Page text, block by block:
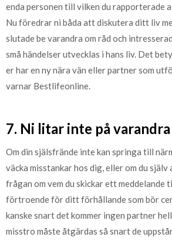
enda personen till vilken du rapporterade
Nu föredrar ni båda att diskutera ditt liv
slutade be varandra om råd och
små händelser utvecklas i hans liv. Det
er har en ny nära vän eller partner som
varnar Bestlifeonline.
7. Ni litar inte på varandra
Om din själsfrände inte kan springa till
väcka misstankar hos dig, eller om du
frågan om vem du skickar ett meddelande
förtroende för ditt förhållande som bör
kanske snart det kommer ingen partner
misstro måste åtgärdas så snart de